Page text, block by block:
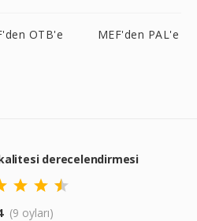
OTB'e MEF'den PAL'e
derecelendirmesi
(9 oyları)